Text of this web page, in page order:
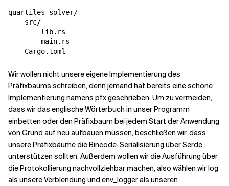
quartiles-solver/
    src/
        lib.rs
        main.rs
    Cargo.toml
Wir wollen nicht unsere eigene Implementierung des
Präfixbaums schreiben, denn jemand hat bereits eine schöne
Implementierung namens pfx geschrieben. Um zu vermeiden,
dass wir das englische Wörterbuch in unser Programm
einbetten oder den Präfixbaum bei jedem Start der Anwendung
von Grund auf neu aufbauen müssen, beschließen wir, dass
unsere Präfixbäume die Bincode-Serialisierung über Serde
unterstützen sollten. Außerdem wollen wir die Ausführung über
die Protokollierung nachvollziehbar machen, also wählen wir log
als unsere Verblendung und env_logger als unseren